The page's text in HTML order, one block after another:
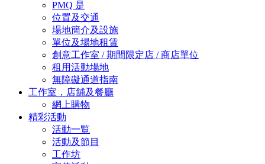
PMQ 是
位置及交通
場地簡介及設施
單位及場地租賃
創意工作室 / 期間限定店 / 商店單位
租用活動場地
無障礙通道指南
工作室，店舖及餐廳
網上購物
精彩活動
活動一覧
活動及節目
工作坊